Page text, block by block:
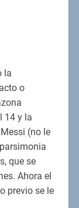
la
o
14 y la
(no le
que se
Ahora el
previo se le